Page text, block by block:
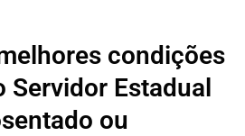
condições
Servidor Estadual
ou